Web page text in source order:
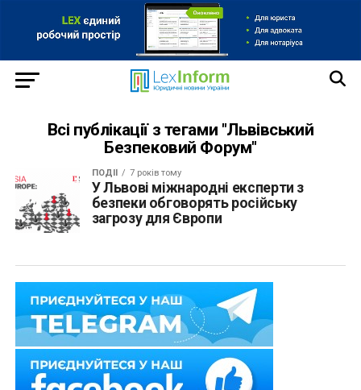
Всі публікації з тегами "Львівський
Безпековий Форум"
ПОДІЇ 7 років тому
У Львові міжнародні експерти з
безпеки обговорять російську
загрозу для Європи